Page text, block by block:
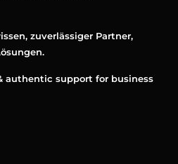
zuverlässiger Partner,
authentic support for business